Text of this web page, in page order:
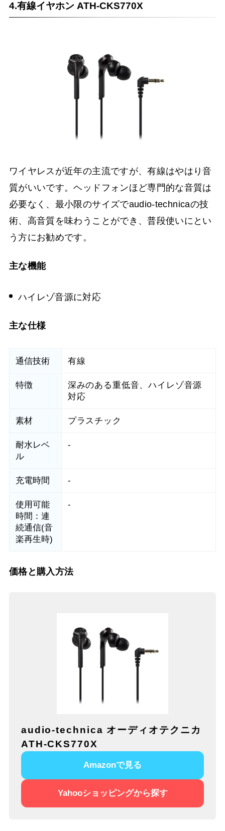
4.有線イヤホン ATH-CKS770X
ワイヤレスが近年の主流ですが、有線はやはり音
質がいいです。ヘッドフォンほど専門的な音質は
必要なく、最小限のサイズでaudio-technicaの技
術、高音質を味わうことができ、普段使いにとい
う方にお勧めです。
主な機能
ハイレゾ音源に対応
主な仕様
通信技術 有線
特徴
深みのある重低音、ハイレゾ音源
対応
素材 プラスチック
耐水レベ
ル
-
充電時間 -
使用可能
時間：連
続通信(音
楽再生時)
-
価格と購入方法
audio-technica オーディオテクニカ
ATH-CKS770X
Amazonで見る
Yahooショッピングから探す